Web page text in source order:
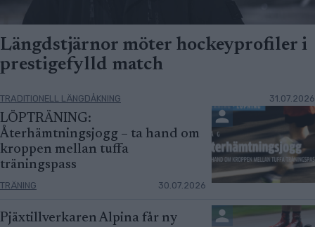
Längdstjärnor möter hockeyprofiler i
prestigefylld match
TRADITIONELL LÄNGDÅKNING 31.07.2026
LÖPTRÄNING:
Återhämtningsjogg – ta hand om
kroppen mellan tuffa
träningspass
TRÄNING 30.07.2026
Pjäxtillverkaren Alpina får ny